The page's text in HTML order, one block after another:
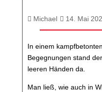
Michael 14. Mai
In einem
Begegnungen stand
leeren Händen da.
Man ließ, wie auch in